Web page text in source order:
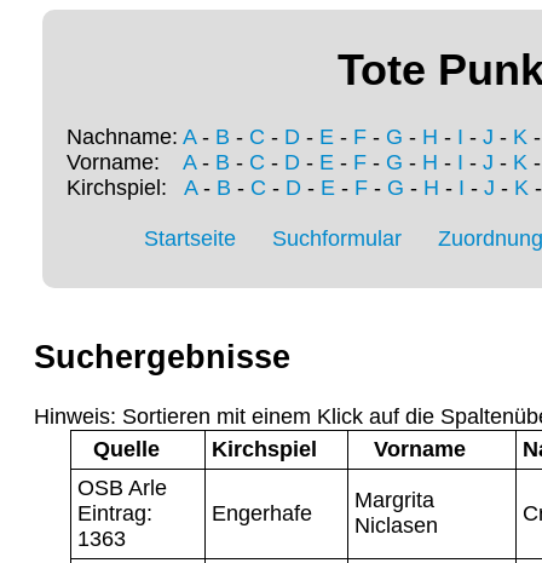
Tote
Nachname: A- B - C - D - E - F - G - H - I - J - K
Vorname: A- B - C - D - E - F - G - H - I - J - K
Kirchspiel: A- B - C - D- E- F- G - H - I - J - K
Startseite Suchformular
Suchergebnisse
Hinweis: Sortieren mit einem Klick auf die
Quelle
Kirchspiel Vorname
OSB Arle
Eintrag:
1363
Engerhafe
Margrita
Niclasen